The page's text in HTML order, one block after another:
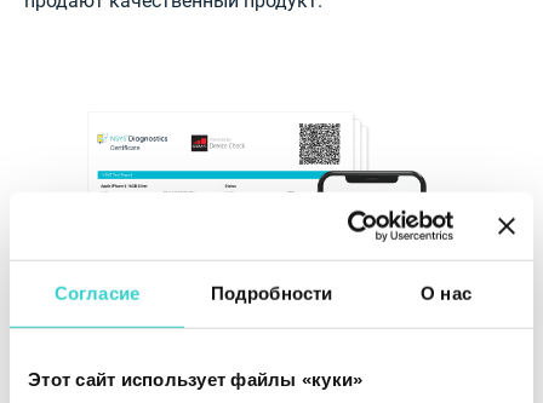
Согласие Подробности О нас
Этот сайт использует файлы «куки»